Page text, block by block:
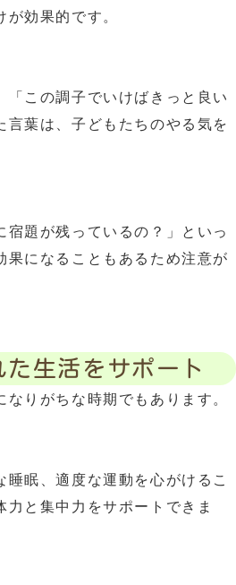
効果的です。
「この調子でいけばきっと良い
言葉は、子どもたちのやる気を
題が残っているの？」といっ
果になることもあるため注意が
生活をサポート
りがちな時期でもあります。
眠、適度な運動を心がけるこ
力と集中力をサポートできま